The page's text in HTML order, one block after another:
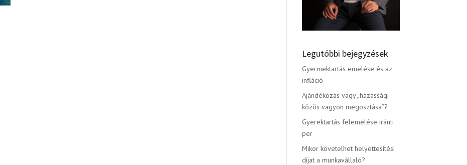
Legutóbbi bejegyzések
Gyermektartás emelése és az
infláció
Ajándékozás vagy „házassági
közös vagyon megosztása”?
Gyerektartás felemelése iránti
per
Mikor követelhet helyettesítési
díjat a munkavállaló?